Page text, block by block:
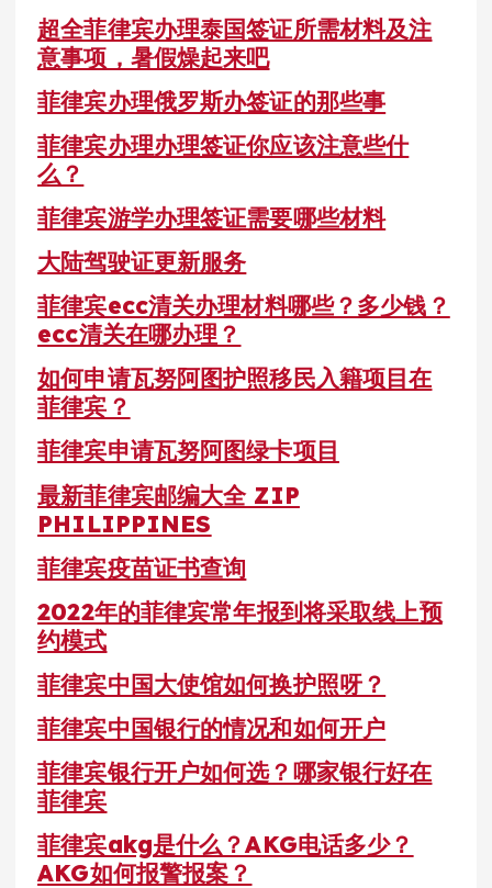
超全菲律宾办理泰国签证所需材料及注
意事项，暑假燥起来吧
菲律宾办理俄罗斯办签证的那些事
菲律宾办理办理签证你应该注意些什
么？
菲律宾游学办理签证需要哪些材料
大陆驾驶证更新服务
菲律宾ecc清关办理材料哪些？多少钱？
ecc清关在哪办理？
如何申请瓦努阿图护照移民入籍项目在
菲律宾？
菲律宾申请瓦努阿图绿卡项目
最新菲律宾邮编大全 ZIP
PHILIPPINES
菲律宾疫苗证书查询
2022年的菲律宾常年报到将采取线上预
约模式
菲律宾中国大使馆如何换护照呀？
菲律宾中国银行的情况和如何开户
菲律宾银行开户如何选？哪家银行好在
菲律宾
菲律宾akg是什么？AKG电话多少？
AKG如何报警报案？